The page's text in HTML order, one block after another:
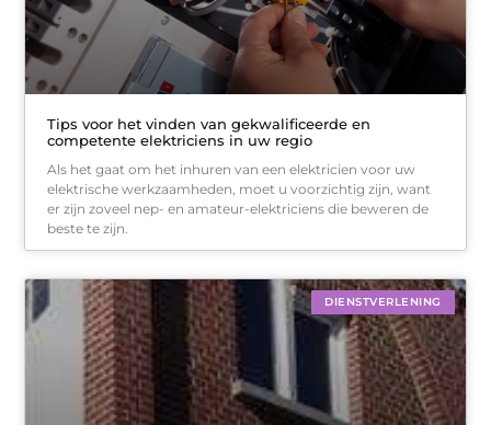
Tips voor het vinden van gekwalificeerde en
competente elektriciens in uw regio
Als het gaat om het inhuren van een elektricien voor uw
elektrische werkzaamheden, moet u voorzichtig zijn, want
er zijn zoveel nep- en amateur-elektriciens die beweren de
beste te zijn.
DIENSTVERLENING